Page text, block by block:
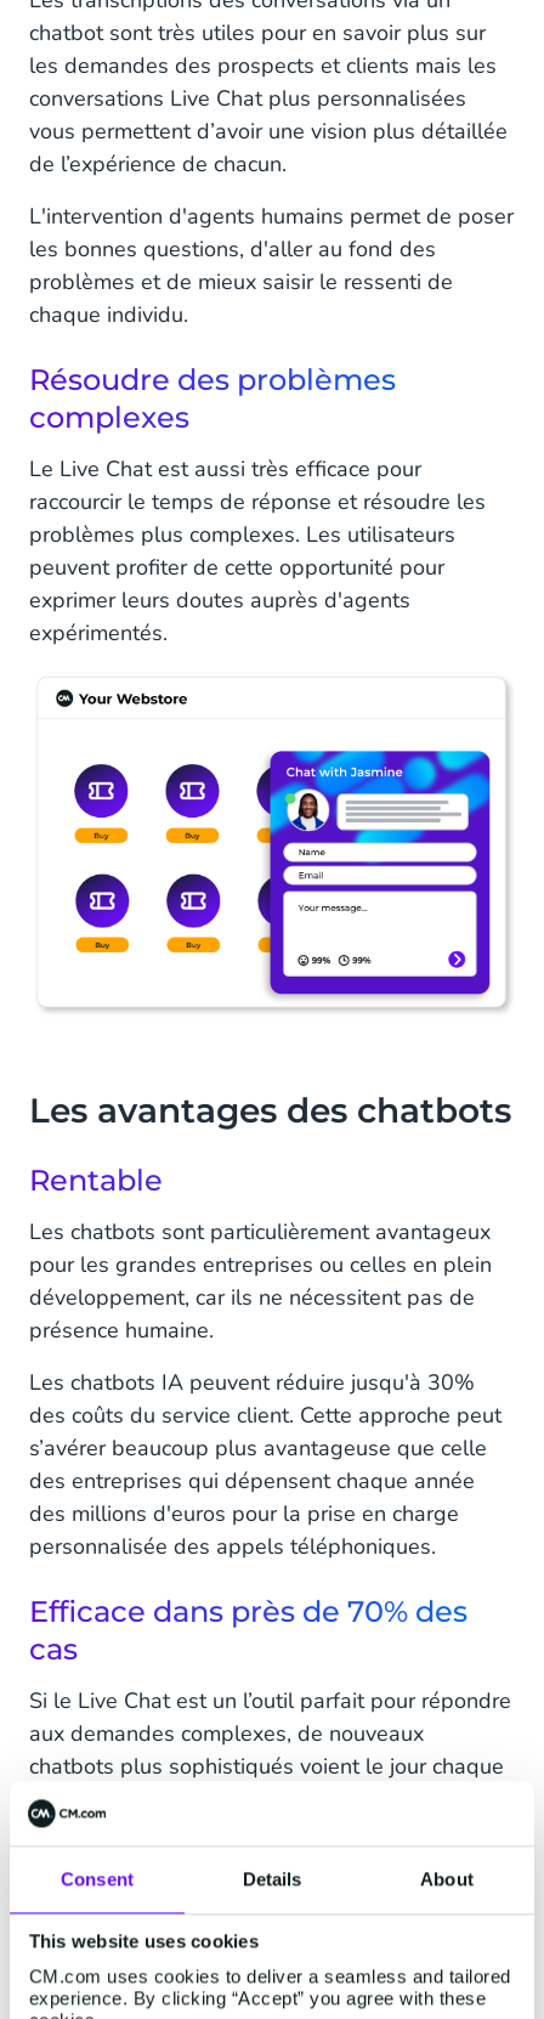
Consent Details About
This website uses cookies
CM.com uses cookies to deliver a seamless and tailored
experience. By clicking “Accept” you agree with these
chatbot sont très utiles pour en savoir plus sur
les demandes des prospects et clients mais les
conversations Live Chat plus personnalisées
vous permettent d’avoir une vision plus détaillée
de l’expérience de chacun.
L'intervention d'agents humains permet de poser
les bonnes questions, d'aller au fond des
problèmes et de mieux saisir le ressenti de
chaque individu.
Résoudre des problèmes
complexes
Le Live Chat est aussi très efficace pour
raccourcir le temps de réponse et résoudre les
problèmes plus complexes. Les utilisateurs
peuvent profiter de cette opportunité pour
exprimer leurs doutes auprès d'agents
expérimentés.
Les avantages des chatbots
Rentable
Les chatbots sont particulièrement avantageux
pour les grandes entreprises ou celles en plein
développement, car ils ne nécessitent pas de
présence humaine.
Les chatbots IA peuvent réduire jusqu'à 30%
des coûts du service client. Cette approche peut
s’avérer beaucoup plus avantageuse que celle
des entreprises qui dépensent chaque année
des millions d'euros pour la prise en charge
personnalisée des appels téléphoniques.
Efficace dans près de 70% des
cas
Si le Live Chat est un l’outil parfait pour répondre
aux demandes complexes, de nouveaux
chatbots plus sophistiqués voient le jour chaque
année. Selon Comm100, près de 68,9% des
discussions peuvent être prises en charge de A à
Z par des chatbots.
Réponses instantanées
Avec leur faculté à fournir des réponses